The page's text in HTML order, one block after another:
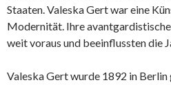
Staaten. Valeska Gert war eine
Modernität. Ihre
weit voraus und beeinflussten die
Valeska Gert wurde 1892 in